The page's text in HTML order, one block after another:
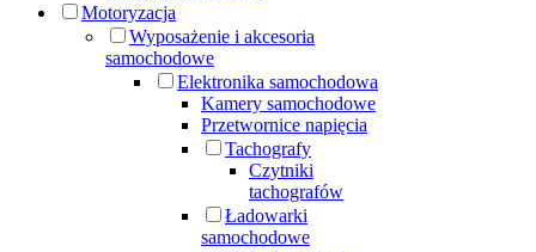
Motoryzacja
Wyposażenie i akcesoria
samochodowe
Elektronika samochodowa
Kamery samochodowe
Przetwornice napięcia
Tachografy
Czytniki
tachografów
Ładowarki
samochodowe